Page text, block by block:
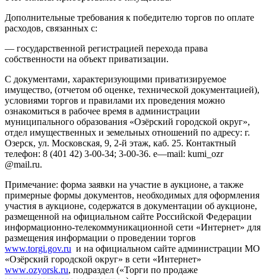
Дополнительные требования к победителю торгов по оплате
расходов, связанных с:
— государственной регистрацией перехода права
собственности на объект приватизации.
С документами, характеризующими приватизируемое
имущество, (отчетом об оценке, технической документацией),
условиями торгов и правилами их проведения можно
ознакомиться в рабочее время в администрации
муниципального образования «Озёрский городской округ»,
отдел имущественных и земельных отношений по адресу: г.
Озерск, ул. Московская, 9, 2-й этаж, каб. 25. Контактный
телефон: 8 (401 42) 3-00-34; 3-00-36. e—mail: kumi ozr
@mail.ru.
Примечание: форма заявки на участие в аукционе, а также
примерные формы документов, необходимых для оформления
участия в аукционе, содержатся в документации об аукционе,
размещенной на официальном сайте Российской Федерации
информационно-телекоммуникационной сети «Интернет» для
размещения информации о проведении торгов
www.torgi.gov.ru и на официальном сайте администрации МО
«Озёрский городской округ» в сети «Интернет»
www.ozyorsk.ru, подраздел («Торги по продаже